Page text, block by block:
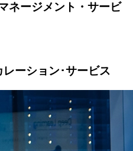
ネージメント・ サービ
ーション･サービス